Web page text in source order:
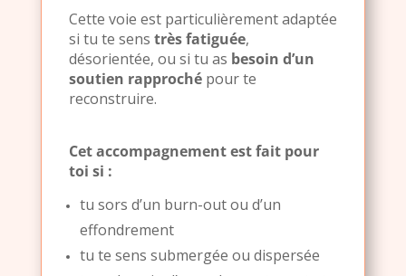
Cette voie est particulièrement adaptée
si tu te sens très fatiguée,
désorientée, ou si tu as besoin d’un
soutien rapprochépour te
reconstruire.
Cet accompagnement est fait pour
toi si :
tu sors d’un burn-out ou d’un
effondrement
tu te sens submergée ou dispersée